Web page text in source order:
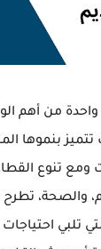
واحدة من أهم
تتميز بنموها
ومع تنوع
والصحة،
تلبي